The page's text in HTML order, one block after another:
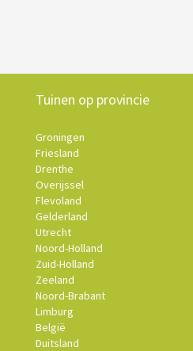
Tuinen op provincie
Groningen
Friesland
Drenthe
Overijssel
Flevoland
Gelderland
Utrecht
Noord-Holland
Zuid-Holland
Zeeland
Noord-Brabant
Limburg
België
Duitsland